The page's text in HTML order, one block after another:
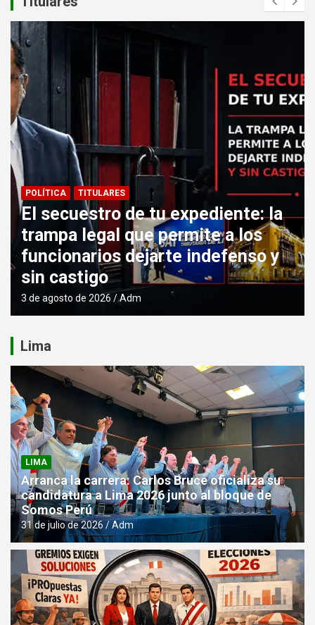
POLÍTICA TITULARES
El secuestro de tu expediente: la
trampa legal que permite a los
funcionarios dejarte indefenso y
sin castigo
3 de agosto de 2026 Adm
Lima
LIMA
Arranca la carrera: Carlos Bruce oficializa su
candidatura a Lima 2026 junto al bloque de
Somos Perú
31 de julio de 2026 Adm